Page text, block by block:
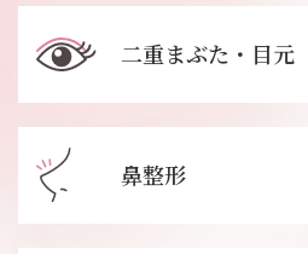
二重まぶた・目元
鼻整形